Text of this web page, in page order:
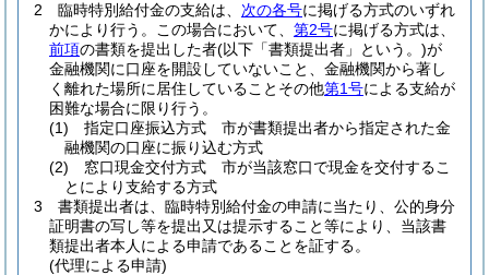
2 臨時特別給付金の支給は、 次の各号に掲げる方式のいずれ
かにより行う。
この場合において、 第2号に掲げる方式は、
前項の書類を提出した者(以下「書類提出者」という。)が
金融機関に口座を開設していないこと、金融機関から著し
く離れた場所に居住していることその他第1号による支給が
困難な場合に限り行う。
(1)
指定口座振込方式 市が書類提出者から指定された金
融機関の口座に振り込む方式
(2)
窓口現金交付方式 市が当該窓口で現金を交付するこ
とにより支給する方式
3
書類提出者は、臨時特別給付金の申請に当たり、公的身分
証明書の写し等を提出又は提示すること等により、当該書
類提出者本人による申請であることを証する。
(代理による申請)